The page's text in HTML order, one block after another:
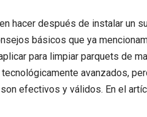
hacer después de instalar un
básicos que ya
para limpiar parquets de
avanzados,
efectivos y válidos. En el